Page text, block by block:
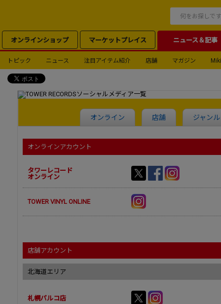
オンラインショップ マーケットプレイス ニュース＆記事
トピック ニュース 注目アイテム紹介 店舗 マガジン
オンライン 店舗 ジャンル
オンラインアカウント
タワーレコード
オンライン
TOWER VINYL ONLINE
店舗アカウント
北海道エリア
札幌パルコ店